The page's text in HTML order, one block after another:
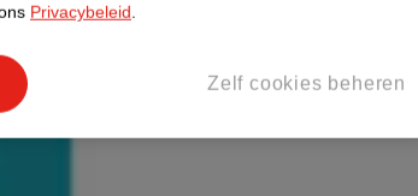
Privacybeleid.
Zelf cookies beheren